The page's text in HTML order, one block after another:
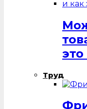
это
Труд